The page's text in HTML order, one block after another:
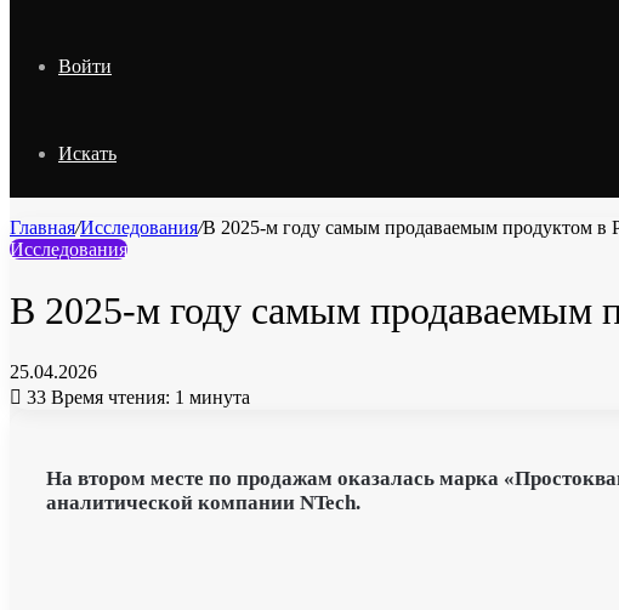
Войти
Искать
Главная/Исследования/В 2025-м году самым продаваемым продуктом в
Исследования
В 2025-м году самым продаваемым
25.04.2026
33 Время чтения: 1 минута
На втором месте по продажам оказалась марка
аналитической компании NTech.